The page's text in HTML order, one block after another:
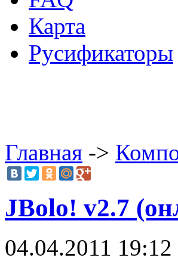
Карта
Русификаторы
Главная ->
JBolo! v2.7
04.04.2011 19:12